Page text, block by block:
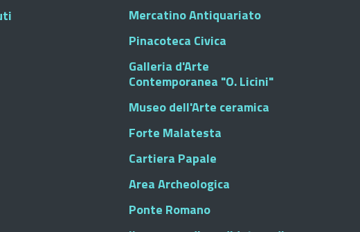
Mercatino Antiquariato
Pinacoteca Civica
Galleria d'Arte
Contemporanea "O. Licini"
Museo dell'Arte ceramica
Forte Malatesta
Cartiera Papale
Area Archeologica
Ponte Romano